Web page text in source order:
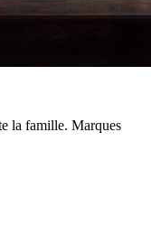
la famille. Marques